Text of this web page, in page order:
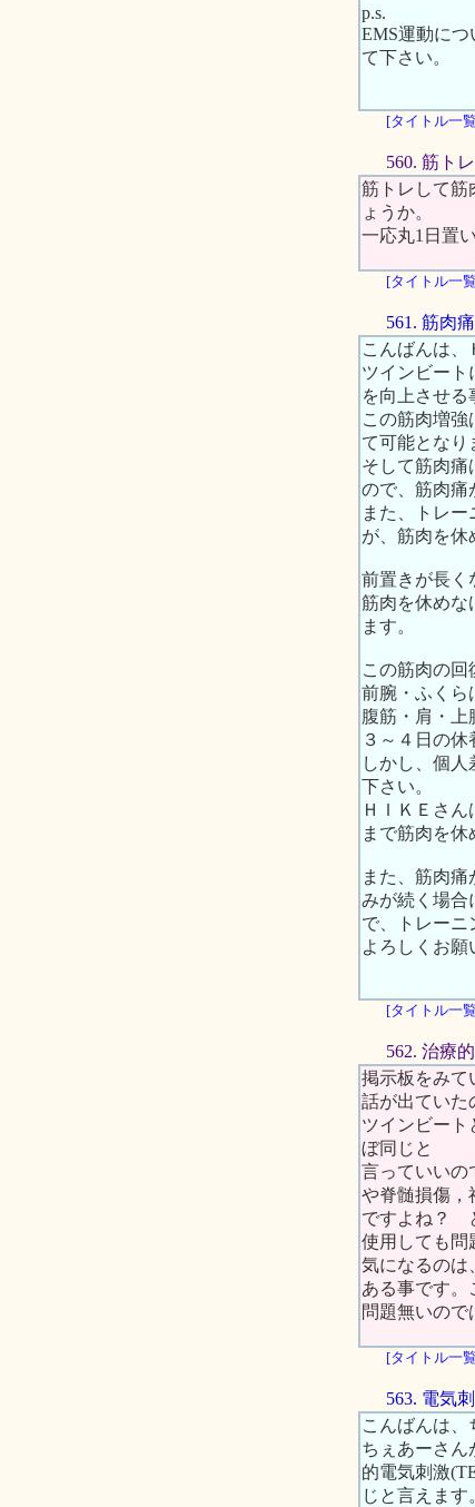
p.s.
EMS運動に
て下さい。
[タイトル一
560. 筋ト
筋トレして筋
ょうか。
一応丸1日置
[タイトル一
561. 筋肉
こんばんは、
ツインビート
を向上させる
この筋肉増
て可能となり
そして筋肉痛
ので、筋肉痛
また、トレ
が、筋肉を休
前置きが長く
筋肉を休めな
ます。
この筋肉の回
前腕・ふくら
腹筋・肩・上
３～４日の休
しかし、個
下さい。
ＨＩＫＥさ
まで筋肉を休
また、筋肉
みが続く場合
で、トレーニ
よろしくお願
[タイトル一
562. 治療
掲示板をみて
話が出ていた
ツインビート
ぼ同じと
言っていいの
や脊髄損傷，
ですよね？
使用しても問
気になるのは
ある事です。
問題無いので
[タイトル一
563. 電気
こんばんは、
ちぇあーさん
的電気刺激
じと言えます